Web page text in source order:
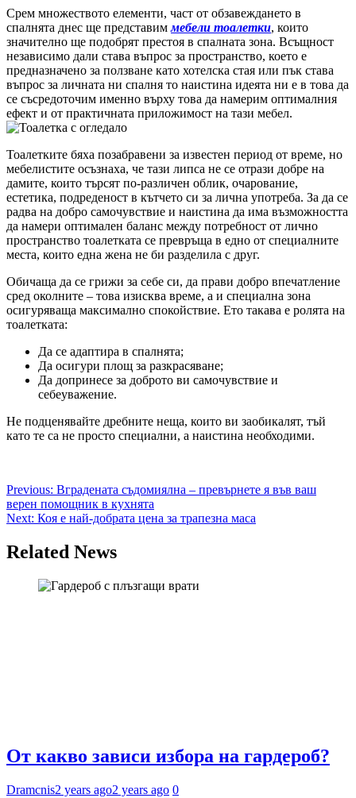
Срем множеството елементи, част от обзавеждането в
спалнята днес ще представиммебели тоалетки, които
значително ще подобрят престоя в спалната зона. Всъщност
независимо дали става въпрос за пространство, което е
предназначено за ползване като хотелска стая или пък става
въпрос за личната ни спалня то наистина идеята ни е в това да
се съсредоточим именно върху това да намерим оптималния
ефект и от практичната приложимост на тази мебел.
Тоалетките бяха позабравени за известен период от време, но
мебелистите осъзнаха, че тази липса не се отрази добре на
дамите, които търсят по-различен облик, очарование,
естетика, подреденост в кътчето си за лична употреба. За да се
радва на добро самочувствие и наистина да има възможността
да намери оптимален баланс между потребност от лично
пространство тоалетката се превръща в едно от специалните
места, които една жена не би разделила с друг.
Обичаща да се грижи за себе си, да прави добро впечатление
сред околните – това изисква време, а и специална зона
осигуряваща максимално спокойствие. Ето такава е ролята на
тоалетката:
Да се адаптира в спалнята;
Да осигури площ за разкрасяване;
Да допринесе за доброто ви самочувствие и
себеуважение.
Не подценявайте дребните неща, които ви заобикалят, тъй
като те са не просто специални, а наистина необходими.
Post
navigation
Previous: Вградената съдомиялна – превърнете я във ваш
верен помощник в кухнята
Next: Коя е най-добрата цена за трапезна маса
Related News
От какво зависи избора на гардероб?
Dramcnis2 years ago2 years ago 0